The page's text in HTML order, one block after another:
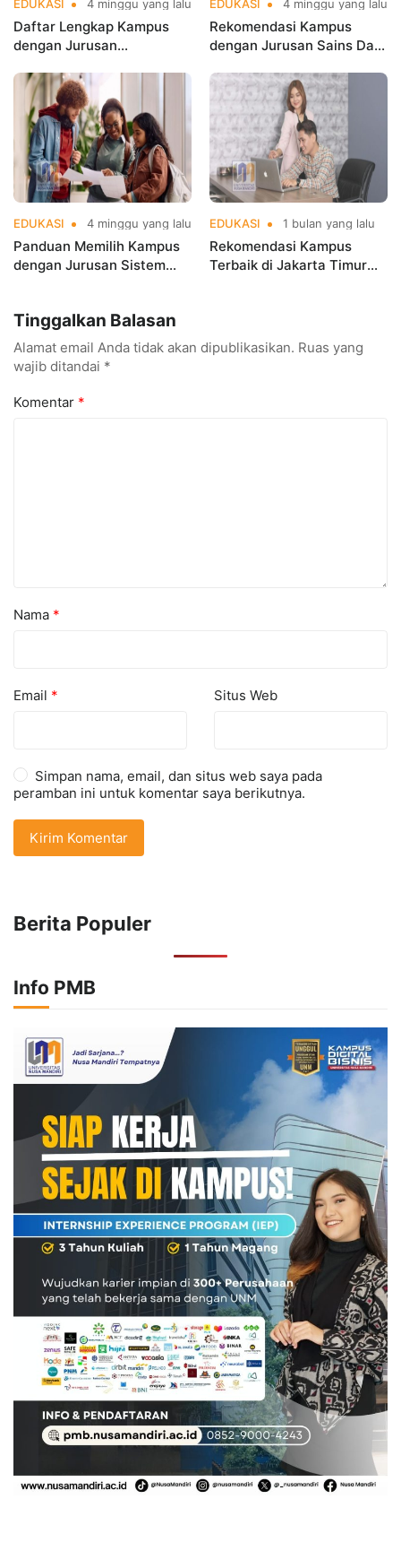
EDUKASI 4 minggu yang lalu
Daftar Lengkap Kampus
dengan Jurusan
Jakarta
EDUKASI 4 minggu yang lalu
Rekomendasi Kampus
dengan Jurusan Sains Data
Jakarta di Era Big Data
EDUKASI 4 minggu yang lalu
Panduan Memilih Kampus
dengan Jurusan Sistem
EDUKASI 1 bulan yang lalu
Rekomendasi Kampus
Terbaik di Jakarta Timur
Tinggalkan Balasan
Alamat email Anda tidak akan dipublikasikan. Ruas yang
wajib ditandai *
Komentar *
Nama *
Email * Situs Web
Simpan nama, email, dan situs web saya pada
peramban ini untuk komentar saya berikutnya.
Berita Populer
Info PMB